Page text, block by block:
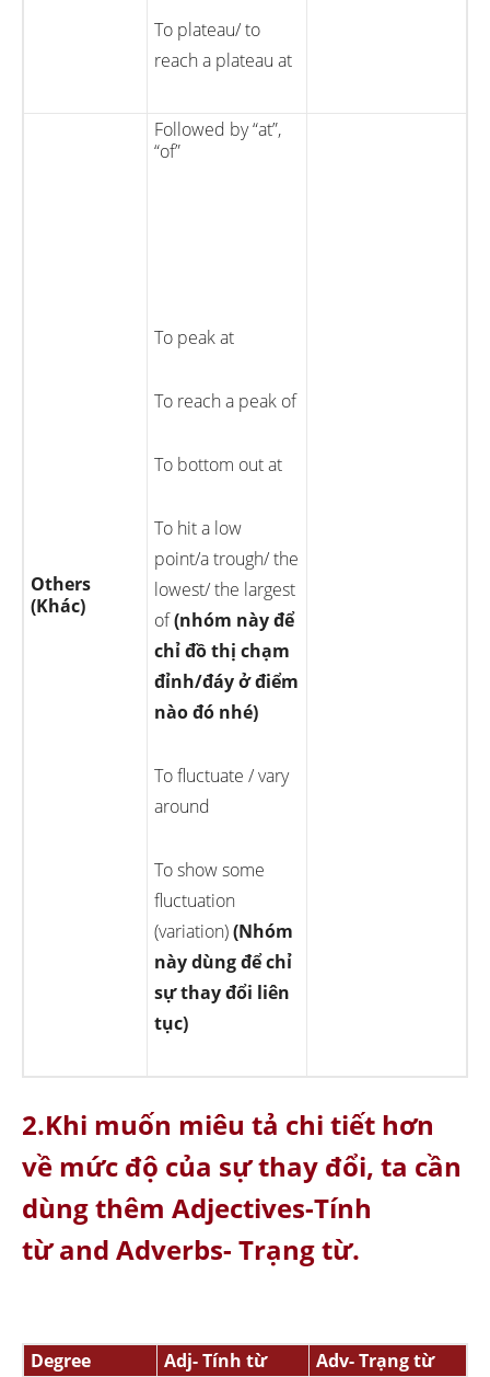
To plateau/ to
reach a plateau at
Others
(Khác)
Followed by “at”,
“of”
To peak at
To reach a peak of
To bottom out at
To hit a low
point/a trough/ the
lowest/ the largest
of(nhóm này để
chỉ đồ thị chạm
đỉnh/đáy ở điểm
nào đó nhé)
To fluctuate / vary
around
To show some
fluctuation
(variation)(Nhóm
này dùng để chỉ
sự thay đổi liên
tục)
2.Khi muốn miêu tả chi tiết hơn
về mức độ của sự thay đổi, ta cần
dùng thêm Adjectives-Tính
từ and Adverbs- Trạng từ.
Degree Adj- Tính từ
Adv- Trạng từ